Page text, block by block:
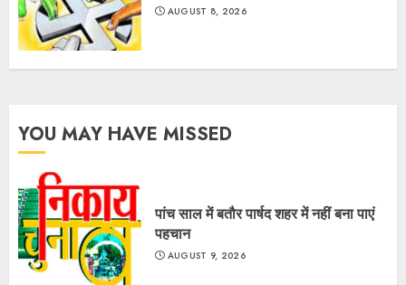
AUGUST 8, 2026
YOU MAY HAVE MISSED
पांच साल में बतौर पार्षद शहर में नहीं बना पाएं
पहचान
AUGUST 9, 2026